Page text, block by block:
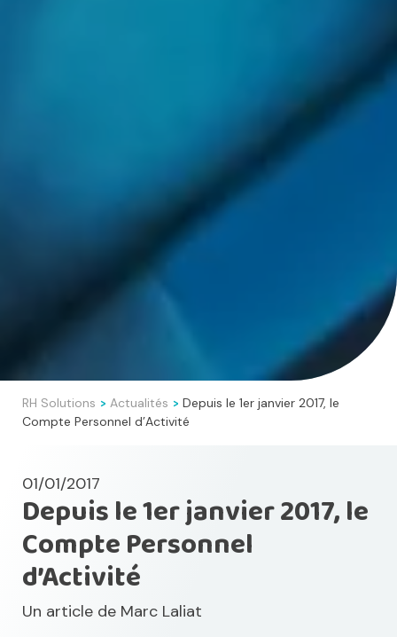
RH Solutions > Actualités > Depuis le 1er janvier 2017, le
Compte Personnel d’Activité
01/01/2017
Depuis le 1er janvier 2017, le
Compte Personnel
d’Activité
Un article de Marc Laliat